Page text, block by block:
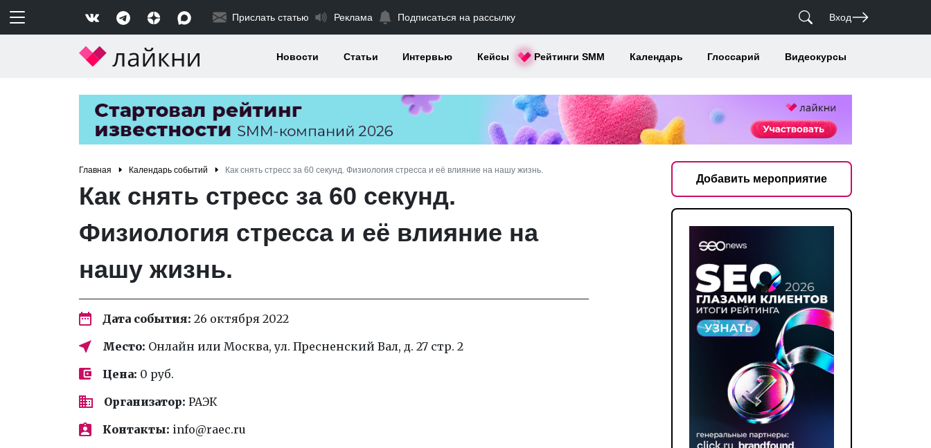
Прислать статью Реклама Подписаться на рассылку Вход
Новости Статьи Интервью Кейсы Рейтинги SMM Календарь Глоссарий Видеокурсы
Главная Календарь событий Как снять стресс за 60 секунд. Физиология стресса и её влияние на нашу жизнь.
Как снять стресс за 60 секунд.
Физиология стресса и её влияние на
нашу жизнь.
Дата события: 26 октября 2022
Место: Онлайн или Москва, ул. Пресненский Вал, д. 27 стр. 2
Цена: 0 руб.
Организатор: РАЭК
Контакты: info@raec.ru
Добавить мероприятие